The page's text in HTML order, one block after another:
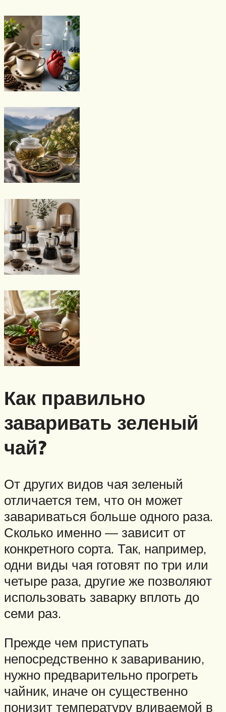
Как правильно
заваривать зеленый
чай?
От других видов чая зеленый
отличается тем, что он может
завариваться больше одного раза.
Сколько именно — зависит от
конкретного сорта. Так, например,
одни виды чая готовят по три или
четыре раза, другие же позволяют
использовать заварку вплоть до
семи раз.
Прежде чем приступать
непосредственно к завариванию,
нужно предварительно прогреть
чайник, иначе он существенно
понизит температуру вливаемой в